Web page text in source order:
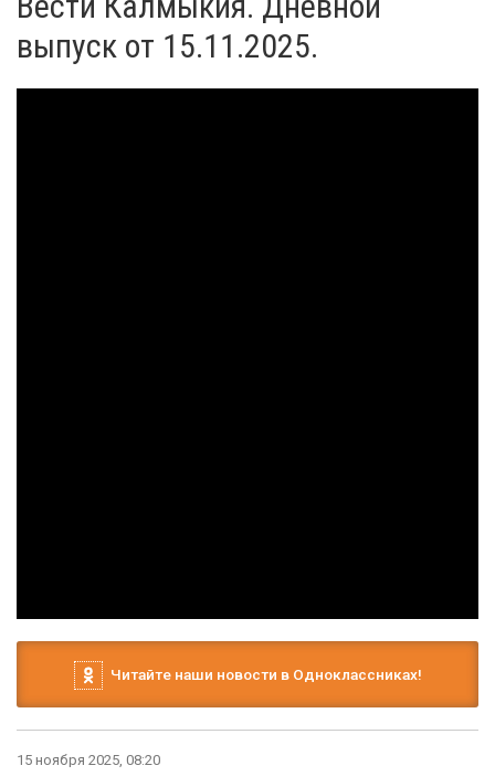
выпуск от 15.11.2025.
Читайте наши новости в Одноклассниках!
15 ноября 2025, 08:20